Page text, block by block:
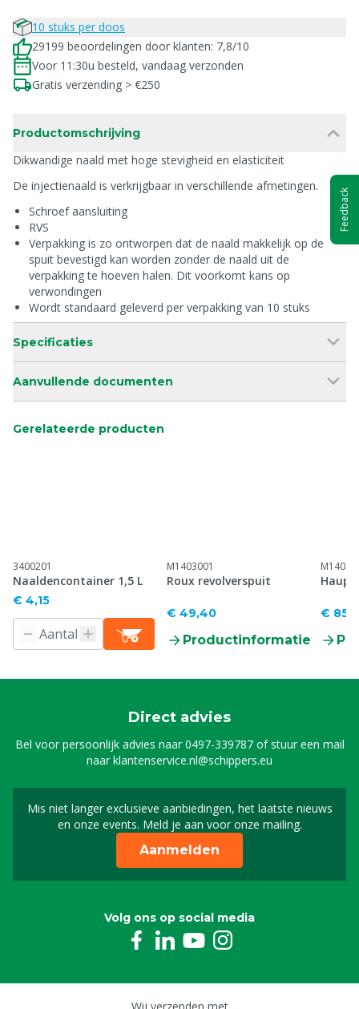
10 stuks per doos
29199 beoordelingen door klanten: 7,8/10
Voor 11:30u besteld, vandaag verzonden
Gratis verzending > €250
Productomschrijving
Dikwandige naald met hoge stevigheid en elasticiteit
De injectienaald is verkrijgbaar in verschillende afmetingen.
Schroef aansluiting
RVS
Verpakking is zo ontworpen dat de naald makkelijk op de
spuit bevestigd kan worden zonder de naald uit de
verpakking te hoeven halen. Dit voorkomt kans op
verwondingen
Wordt standaard geleverd per verpakking van 10 stuks
Specificaties
Aanvullende documenten
Gerelateerde producten
3400201
Naaldencontainer 1,5 L
€ 4,15
M1403001
Roux revolverspuit
€ 49,40
Productinformatie
€
Direct advies
Bel voor persoonlijk advies naar0497-339787of stuur een mail
naarklantenservice.nl@schippers.eu
Mis niet langer exclusieve aanbiedingen, het laatste nieuws
en onze events. Meld je aan voor onze mailing.
Schrijf je in voor onze
Aanmelden
Volg ons op social media
Feedback